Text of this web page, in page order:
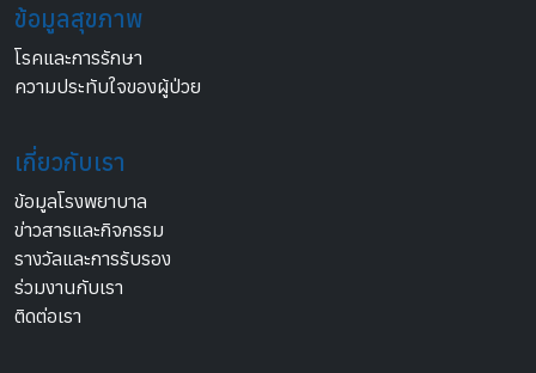
ข้อมูลสุขภาพ
โรคและการรักษา
ความประทับใจของผู้ป่วย
เกี่ยวกับเรา
ข้อมูลโรงพยาบาล
ข่าวสารและกิจกรรม
รางวัลและการรับรอง
ร่วมงานกับเรา
ติดต่อเรา